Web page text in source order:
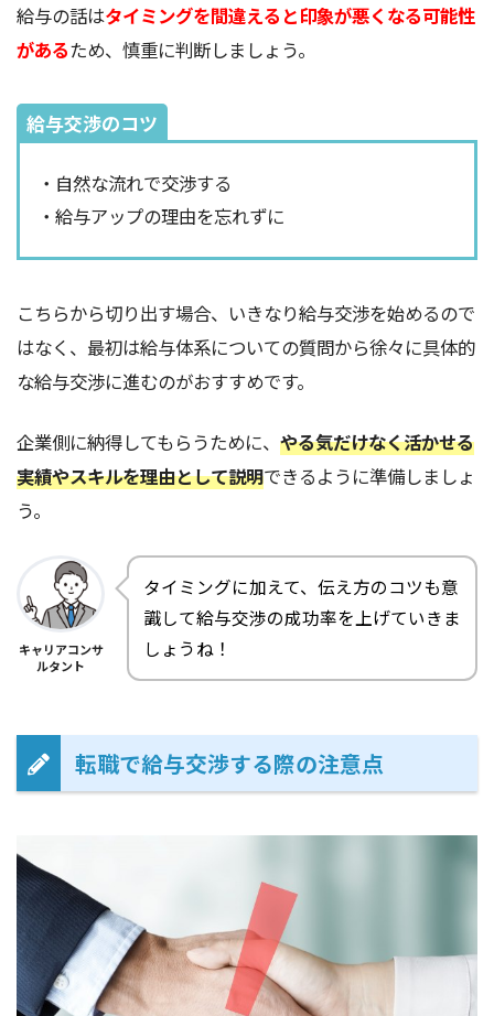
給与の話はタイミングを間違えると印象が悪くなる可能性
があるため、慎重に判断しましょう。
給与交渉のコツ
・自然な流れで交渉する
・給与アップの理由を忘れずに
こちらから切り出す場合、いきなり給与交渉を始めるので
はなく、最初は給与体系についての質問から徐々に具体的
な給与交渉に進むのがおすすめです。
企業側に納得してもらうために、 やる気だけなく活かせる
実績やスキルを理由として説明できるように準備しましょ
う。
キャリアコンサ
ルタント
タイミングに加えて、伝え方のコツも意
識して給与交渉の成功率を上げていきま
しょうね！
転職で給与交渉する際の注意点